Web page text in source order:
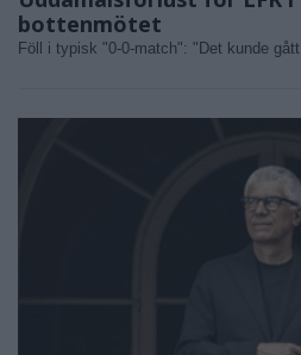
bottenmötet
Föll i typisk "0-0-match": "Det kunde